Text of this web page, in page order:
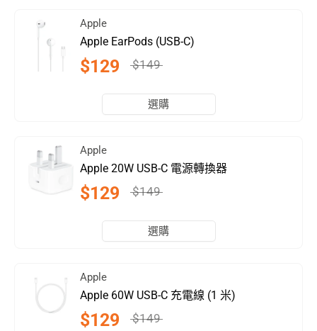
選購
Apple
Apple EarPods (USB-C)
$129 $149
選購
Apple
Apple 20W USB-C 電源轉換器
$129 $149
Apple
Apple 60W USB-C 充電線 (1 米)
$129 $149